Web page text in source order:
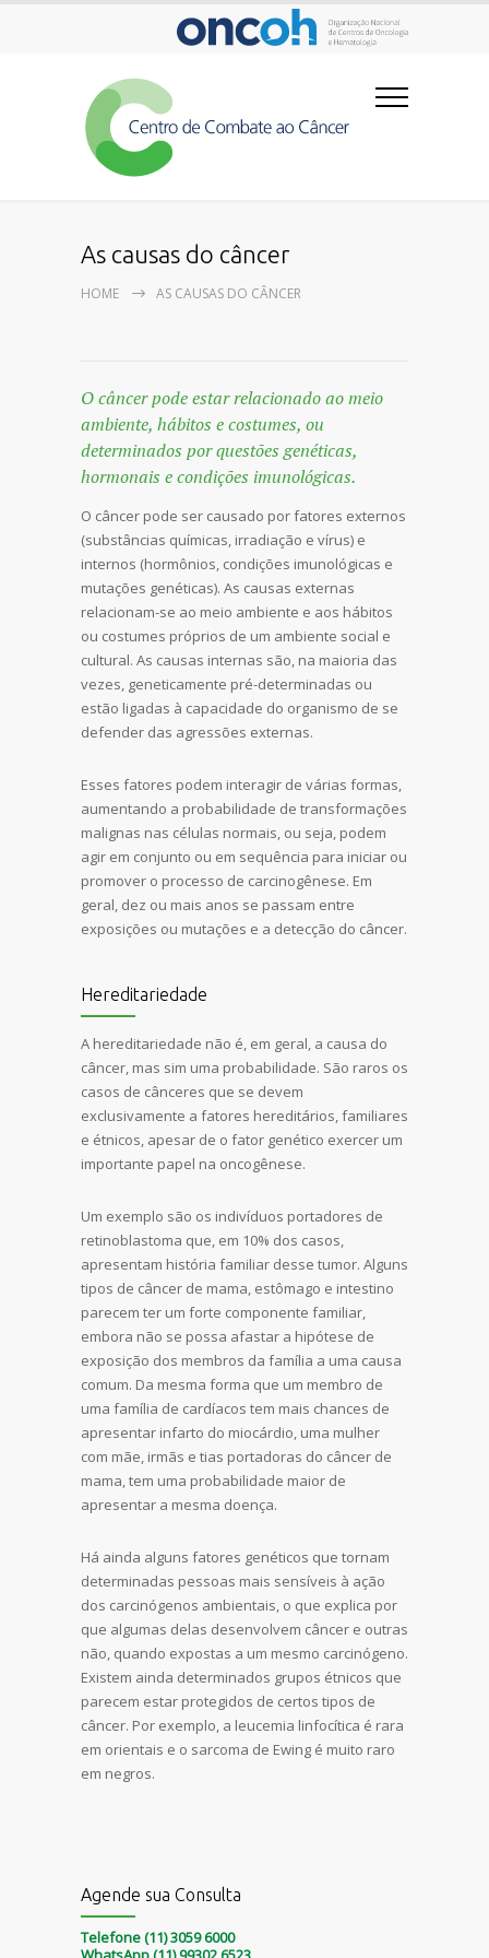
As causas do câncer
HOME AS CAUSAS DO CÂNCER
O câncer pode estar relacionado ao meio
ambiente, hábitos e costumes, ou
determinados por questões genéticas,
hormonais e condições imunológicas.
O câncer pode ser causado por fatores externos
(substâncias químicas, irradiação e vírus) e
internos (hormônios, condições imunológicas e
mutações genéticas). As causas externas
relacionam-se ao meio ambiente e aos hábitos
ou costumes próprios de um ambiente social e
cultural. As causas internas são, na maioria das
vezes, geneticamente pré-determinadas ou
estão ligadas à capacidade do organismo de se
defender das agressões externas.
Esses fatores podem interagir de várias formas,
aumentando a probabilidade de transformações
malignas nas células normais, ou seja, podem
agir em conjunto ou em sequência para iniciar ou
promover o processo de carcinogênese. Em
geral, dez ou mais anos se passam entre
exposições ou mutações e a detecção do câncer.
Hereditariedade
A hereditariedade não é, em geral, a causa do
câncer, mas sim uma probabilidade. São raros os
casos de cânceres que se devem
exclusivamente a fatores hereditários, familiares
e étnicos, apesar de o fator genético exercer um
importante papel na oncogênese.
Um exemplo são os indivíduos portadores de
retinoblastoma que, em 10% dos casos,
apresentam história familiar desse tumor. Alguns
tipos de câncer de mama, estômago e intestino
parecem ter um forte componente familiar,
embora não se possa afastar a hipótese de
exposição dos membros da família a uma causa
comum. Da mesma forma que um membro de
uma família de cardíacos tem mais chances de
apresentar infarto do miocárdio, uma mulher
com mãe, irmãs e tias portadoras do câncer de
mama, tem uma probabilidade maior de
apresentar a mesma doença.
Há ainda alguns fatores genéticos que tornam
determinadas pessoas mais sensíveis à ação
dos carcinógenos ambientais, o que explica por
que algumas delas desenvolvem câncer e outras
não, quando expostas a um mesmo carcinógeno.
Existem ainda determinados grupos étnicos que
parecem estar protegidos de certos tipos de
câncer. Por exemplo, a leucemia linfocítica é rara
em orientais e o sarcoma de Ewing é muito raro
em negros.
Agende sua Consulta
Telefone (11) 3059 6000